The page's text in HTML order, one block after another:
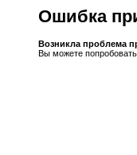
Ошибка
Возникла проблема
Вы можете